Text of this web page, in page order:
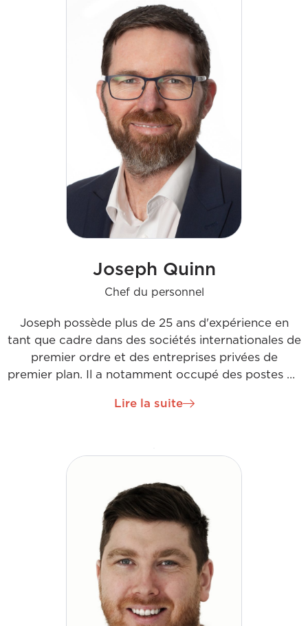
environnement (SSE) de l'entreprise. Il mettra en
œuvre une approche globale du cycle de vie des
projets et s'attachera à faire progresser la culture
de H&MV en matière de santé et de bien-être. Ses
principales responsabilités consisteront à
promouvoir l'engagement de l'entreprise à
atteindre l'excellence en matière de normes de
santé, de sécurité et d'environnement dans le
cadre de notre stratégie de croissance globale.
Joseph Quinn
Chef du personnel
Joseph possède plus de 25 ans d'expérience en
tant que cadre dans des sociétés internationales de
premier ordre et des entreprises privées de
premier plan. Il a notamment occupé des postes de
d'Accenture et de BDO, en Irlande, au Royaume-
opérations de ressources humaines, en mettant
l'apprentissage et le développement. Son rôle sera
crucial dans l'obtention des talents adéquats pour
alimenter la croissance de l'entreprise, soutenir son
expansion dans de nouvelles régions et maintenir la
culture positive qui a été au cœur du succès de
H&MV.
Lire la suite